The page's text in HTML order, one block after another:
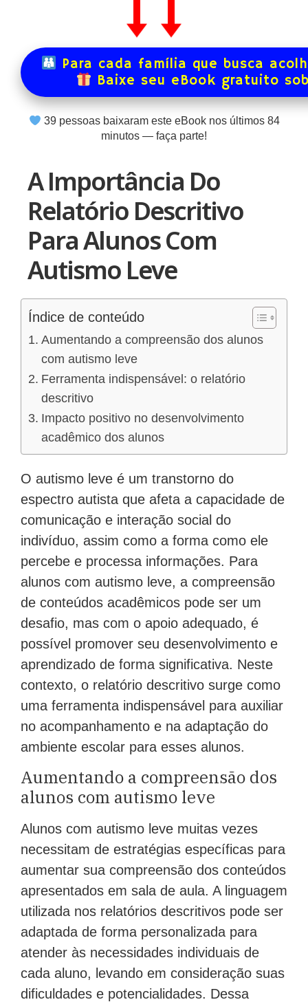
Para cada família que busca
Baixe seu eBook gratuito
39pessoas baixaram este eBook nos últimos 84
minutos — faça parte!
A Importância Do
Relatório Descritivo
Para Alunos Com
Autismo Leve
Índice de conteúdo
Aumentando a compreensão dos alunos
com autismo leve
Ferramenta indispensável: o relatório
descritivo
Impacto positivo no desenvolvimento
acadêmico dos alunos
O autismo leve é um transtorno do
espectro autista que afeta a capacidade de
comunicação e interação social do
indivíduo, assim como a forma como ele
percebe e processa informações. Para
alunos com autismo leve, a compreensão
de conteúdos acadêmicos pode ser um
desafio, mas com o apoio adequado, é
possível promover seu desenvolvimento e
aprendizado de forma significativa. Neste
contexto, o relatório descritivo surge como
uma ferramenta indispensável para auxiliar
no acompanhamento e na adaptação do
ambiente escolar para esses alunos.
Aumentando a compreensão dos
alunos com autismo leve
Alunos com autismo leve muitas vezes
necessitam de estratégias específicas para
aumentar sua compreensão dos conteúdos
apresentados em sala de aula. A linguagem
utilizada nos relatórios descritivos pode ser
adaptada de forma personalizada para
atender às necessidades individuais de
cada aluno, levando em consideração suas
dificuldades e potencialidades. Dessa